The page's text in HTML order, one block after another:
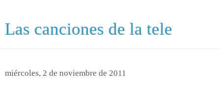
Las canciones de la tele
miércoles, 2 de noviembre de 2011